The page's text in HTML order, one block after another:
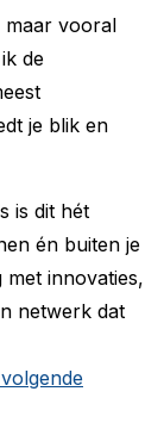
maar vooral
de
je blik en
is dit hét
én buiten je
met innovaties,
netwerk dat